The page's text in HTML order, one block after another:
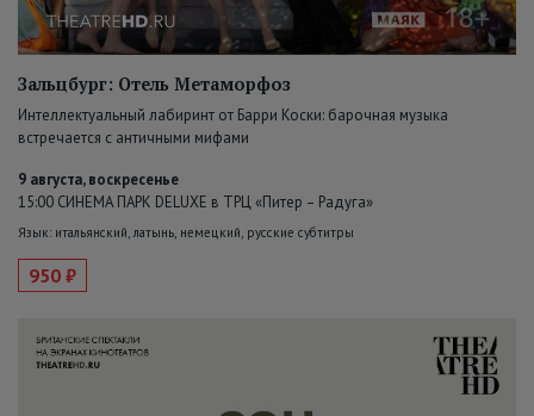
Зальцбург: Отель Метаморфоз
Интеллектуальный лабиринт от Барри Коски: барочная музыка
встречается с античными мифами
9 августа, воскресенье
15:00 СИНЕМА ПАРК DELUXE в ТРЦ «Питер – Радуга»
Язык: итальянский, латынь, немецкий, русские субтитры
950 ₽